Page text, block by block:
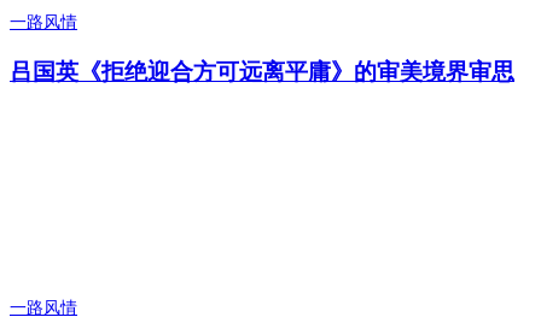
一路风情
吕国英《拒绝迎合方可远离平庸》的审美境界审思
一路风情